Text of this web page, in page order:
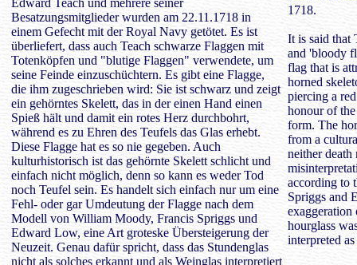
Edward Teach und mehrere seiner
Besatzungsmitglieder wurden am 22.11.1718 in
einem Gefecht mit der Royal Navy getötet. Es ist
überliefert, dass auch Teach schwarze Flaggen mit
Totenköpfen und "blutige Flaggen" verwendete, um
seine Feinde einzuschüchtern. Es gibt eine Flagge,
die ihm zugeschrieben wird: Sie ist schwarz und zeigt
ein gehörntes Skelett, das in der einen Hand einen
Spieß hält und damit ein rotes Herz durchbohrt,
während es zu Ehren des Teufels das Glas erhebt.
Diese Flagge hat es so nie gegeben. Auch
kulturhistorisch ist das gehörnte Skelett schlicht und
einfach nicht möglich, denn so kann es weder Tod
noch Teufel sein. Es handelt sich einfach nur um eine
Fehl- oder gar Umdeutung der Flagge nach dem
Modell von William Moody, Francis Spriggs und
Edward Low, eine Art groteske Übersteigerung der
Neuzeit. Genau dafür spricht, dass das Stundenglas
nicht als solches erkannt und als Weinglas interpretiert
1718.
It is said that
and 'bloody
flag that is
horned
piercing a
honour of
form. The
from a
neither
according to
Spriggs and
exaggeration
hourglass
interpreted